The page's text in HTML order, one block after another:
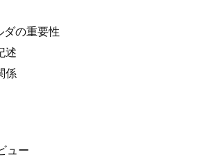
の重要性
述
係
ュー